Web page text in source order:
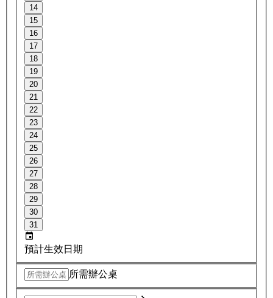
14
15
16
17
18
19
20
21
22
23
24
25
26
27
28
29
30
31
預計生效日期
所需辦公桌